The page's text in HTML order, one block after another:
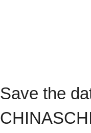
Save the